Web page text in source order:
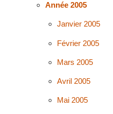
Année 2005
Janvier 2005
Février 2005
Mars 2005
Avril 2005
Mai 2005